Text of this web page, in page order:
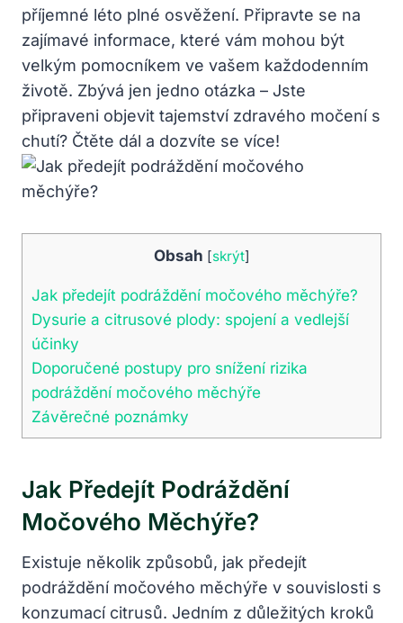
příjemné léto plné osvěžení. Připravte se na
zajímavé informace, které vám mohou být
velkým pomocníkem ve vašem každodenním
životě. Zbývá jen jedno otázka – Jste
připraveni objevit tajemství zdravého močení s
chutí? Čtěte dál a dozvíte se více!
Obsah [skrýt]
Jak předejít podráždění močového měchýře?
Dysurie a citrusové plody: spojení a vedlejší
účinky
Doporučené postupy pro snížení rizika
podráždění močového měchýře
Závěrečné poznámky
Jak Předejít Podráždění
Močového Měchýře?
Existuje několik způsobů, jak předejít
podráždění močového měchýře v souvislosti s
konzumací citrusů. Jedním z důležitých kroků